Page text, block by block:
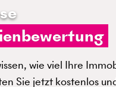
wie viel Ihre
Sie jetzt kostenlos